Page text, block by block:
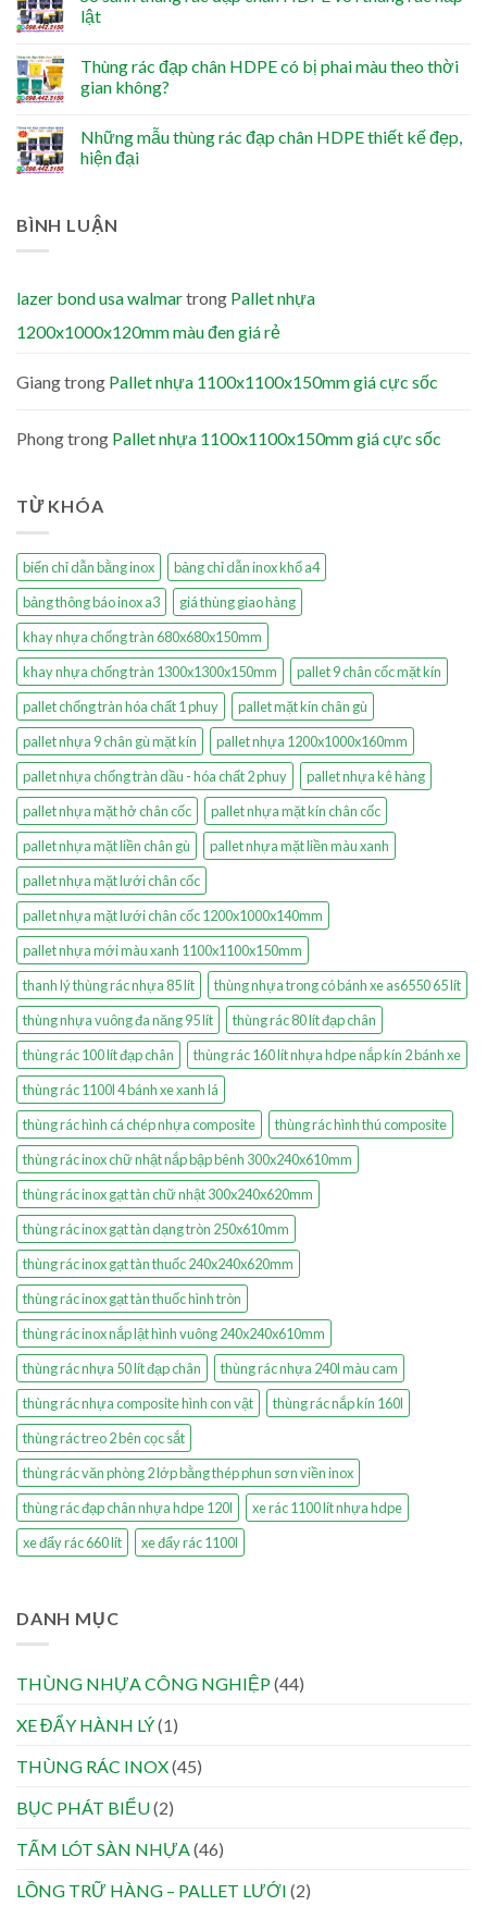
lật
Thùng rác đạp chân HDPE có bị phai màu theo thời
gian không?
Những mẫu thùng rác đạp chân HDPE thiết kế đẹp,
hiện đại
BÌNH LUẬN
lazer bond usa walmartrong Pallet nhựa
1200x1000x120mm màu đen giá rẻ
Giangtrong Pallet nhựa 1100x1100x150mm giá cực sốc
Phongtrong Pallet nhựa 1100x1100x150mm giá cực sốc
TỪ KHÓA
biển chỉ dẫn bằng inox
bảng chỉ dẫn inox khổ a4
bảng thông báo inox a3
giá thùng giao hàng
khay nhựa chống tràn 680x680x150mm
khay nhựa chống tràn 1300x1300x150mm
pallet 9 chân cốc mặt kín
pallet chống tràn hóa chất 1 phuy
pallet mặt kín chân gù
pallet nhựa 9 chân gù mặt kín
pallet nhựa 1200x1000x160mm
pallet nhựa chống tràn dầu - hóa chất 2 phuy
pallet nhựa kê hàng
pallet nhựa mặt hở chân cốc
pallet nhựa mặt kín chân cốc
pallet nhựa mặt liền chân gù
pallet nhựa mặt liền màu xanh
pallet nhựa mặt lưới chân cốc
pallet nhựa mặt lưới chân cốc 1200x1000x140mm
pallet nhựa mới màu xanh 1100x1100x150mm
thanh lý thùng rác nhựa 85 lít
thùng nhựa trong có bánh xe as6550 65 lít
thùng nhựa vuông đa năng 95 lít
thùng rác 80 lít đạp chân
thùng rác 100 lít đạp chân
thùng rác 160 lít nhựa hdpe nắp kín 2 bánh xe
thùng rác 1100l 4 bánh xe xanh lá
thùng rác hình cá chép nhựa composite
thùng rác hình thú composite
thùng rác inox chữ nhật nắp bập bênh 300x240x610mm
thùng rác inox gạt tàn chữ nhật 300x240x620mm
thùng rác inox gạt tàn dạng tròn 250x610mm
thùng rác inox gạt tàn thuốc 240x240x620mm
thùng rác inox gạt tàn thuốc hình tròn
thùng rác inox nắp lật hình vuông 240x240x610mm
thùng rác nhựa 50 lít đạp chân
thùng rác nhựa 240l màu cam
thùng rác nhựa composite hình con vật
thùng rác nắp kín 160l
thùng rác treo 2 bên cọc sắt
thùng rác văn phòng 2 lớp bằng thép phun sơn viền inox
thùng rác đạp chân nhựa hdpe 120l
xe rác 1100 lít nhựa hdpe
xe đẩy rác 660 lít
xe đẩy rác 1100l
DANH MỤC
THÙNG NHỰA CÔNG NGHIỆP(44)
XE ĐẨY HÀNH LÝ(1)
THÙNG RÁC INOX(45)
BỤC PHÁT BIỂU(2)
TẤM LÓT SÀN NHỰA(46)
LỒNG TRỮ HÀNG – PALLET LƯỚI (2)